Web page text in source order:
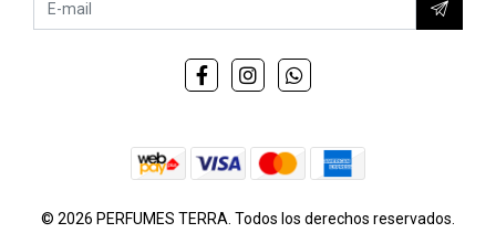
© 2026 PERFUMES TERRA. Todos los derechos reservados.